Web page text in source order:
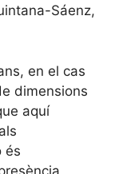
Sáenz,
en el cas
dimensions
aquí
és